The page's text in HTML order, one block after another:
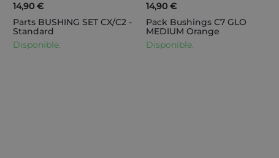
14,90 €
Parts BUSHING SET CX/C2 -
Standard
Disponible.
14,90 €
Pack Bushings C7 GLO
MEDIUM Orange
Disponible.